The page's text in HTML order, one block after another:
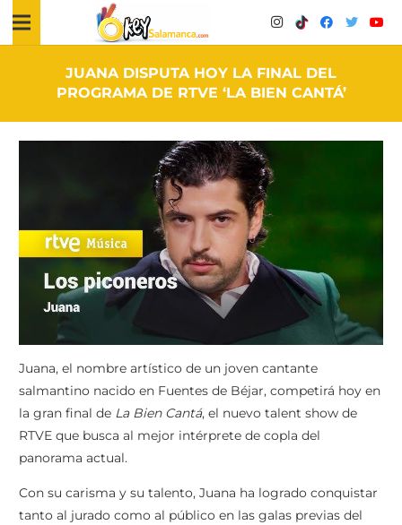
JUANA DISPUTA HOY LA FINAL DEL
PROGRAMA DE RTVE ‘LA BIEN CANTÁ’
Juana, el nombre artístico de un joven cantante
salmantino nacido en Fuentes de Béjar, competirá hoy en
la gran final de La Bien Cantá, el nuevo talent show de
RTVE que busca al mejor intérprete de copla del
panorama actual.
Con su carisma y su talento, Juana ha logrado conquistar
tanto al jurado como al público en las galas previas del